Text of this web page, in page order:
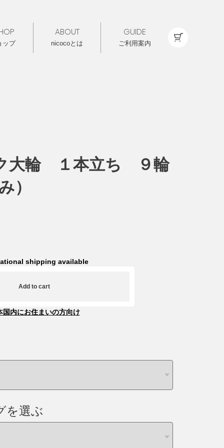
ップ
ABOUT
nicocoとは
GUIDE
ご利用案内
大輪 １本立ち ９輪
）
shipping available
Add to cart
国内にお住まいの方向け
を選ぶ